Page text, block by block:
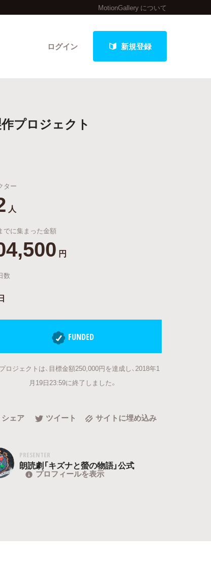
MotionGallery について
ログイン 新規登録
プロジェクト
ター
人
でに集まった金額
円
数
FUNDED
ロジェクトは、目標金額250,000円を達成し、2018年1
月19日23:59に終了しました。
シェア ツイート サイトに埋め込み
PRESENTER
朗読劇「キズナと螢の物語」公式
プロフィールを表示